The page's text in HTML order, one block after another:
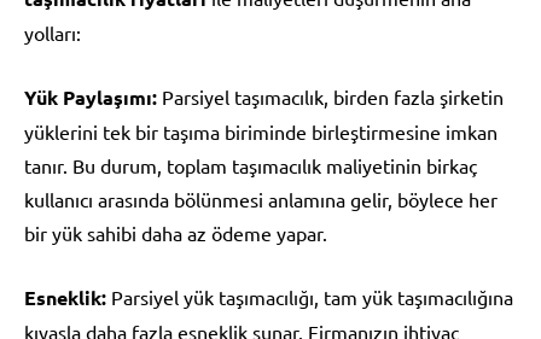
yolları:
Yük Paylaşımı: Parsiyel taşımacılık, birden fazla şirketin
yüklerini tek bir taşıma biriminde birleştirmesine imkan
tanır. Bu durum, toplam taşımacılık maliyetinin birkaç
kullanıcı arasında bölünmesi anlamına gelir, böylece her
bir yük sahibi daha az ödeme yapar.
Esneklik: Parsiyel yük taşımacılığı, tam yük taşımacılığına
kıyasla daha fazla esneklik sunar. Firmanızın ihtiyaç